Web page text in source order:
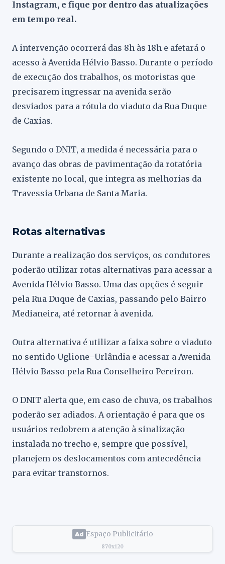
Instagram, e fique por dentro das atualizações
em tempo real.
A intervenção ocorrerá das 8h às 18h e afetará o
acesso à Avenida Hélvio Basso. Durante o período
de execução dos trabalhos, os motoristas que
precisarem ingressar na avenida serão
desviados para a rótula do viaduto da Rua Duque
de Caxias.
Segundo o DNIT, a medida é necessária para o
avanço das obras de pavimentação da rotatória
existente no local, que integra as melhorias da
Travessia Urbana de Santa Maria.
Rotas alternativas
Durante a realização dos serviços, os condutores
poderão utilizar rotas alternativas para acessar a
Avenida Hélvio Basso. Uma das opções é seguir
pela Rua Duque de Caxias, passando pelo Bairro
Medianeira, até retornar à avenida.
Outra alternativa é utilizar a faixa sobre o viaduto
no sentido Uglione–Urlândia e acessar a Avenida
Hélvio Basso pela Rua Conselheiro Pereiron.
O DNIT alerta que, em caso de chuva, os trabalhos
poderão ser adiados. A orientação é para que os
usuários redobrem a atenção à sinalização
instalada no trecho e, sempre que possível,
planejem os deslocamentos com antecedência
para evitar transtornos.
Espaço Publicitário
870x120